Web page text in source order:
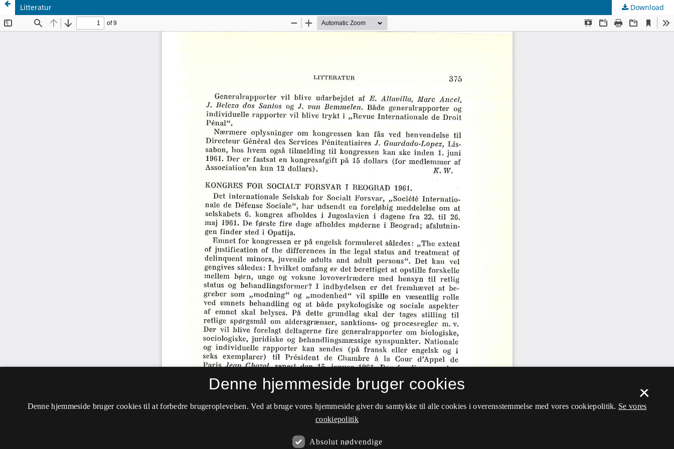
Litteratur Download
×
Denne hjemmeside bruger cookies
Denne hjemmeside bruger cookies til at forbedre brugeroplevelsen. Ved at bruge vores hjemmeside giver du samtykke til alle cookies i overensstemmelse med vores cookiepolitik. Se vores
cookiepolitik
Absolut nødvendige